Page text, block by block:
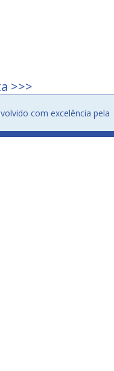
>>>
com excelência pela